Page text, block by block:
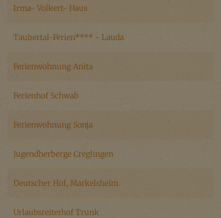
Irma- Volkert- Haus
Taubertal-Ferien**** - Lauda
Ferienwohnung Anita
Ferienhof Schwab
Ferienwohnung Sonja
Jugendherberge Creglingen
Deutscher Hof, Markelsheim
Urlaubsreiterhof Trunk